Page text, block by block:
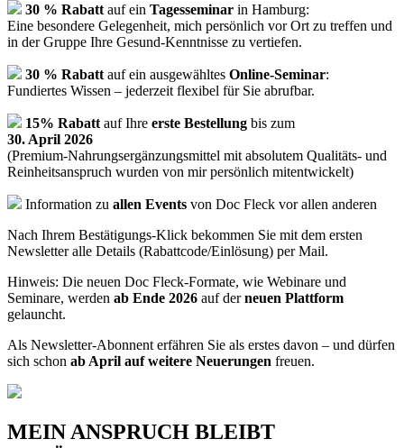
30 % Rabatt auf ein Tagesseminar in Hamburg:
Eine besondere Gelegenheit, mich persönlich vor Ort zu treffen und
in der Gruppe Ihre Gesund-Kenntnisse zu vertiefen.
30 % Rabatt auf ein ausgewähltes Online-Seminar:
Fundiertes Wissen – jederzeit flexibel für Sie abrufbar.
15% Rabatt auf Ihre erste Bestellung bis zum
30. April 2026
(Premium-Nahrungsergänzungsmittel mit absolutem Qualitäts- und
Reinheitsanspruch wurden von mir persönlich mitentwickelt)
Information zu allen Events von Doc Fleck vor allen anderen
Nach Ihrem Bestätigungs-Klick bekommen Sie mit dem ersten
Newsletter alle Details (Rabattcode/Einlösung) per Mail.
Hinweis: Die neuen Doc Fleck-Formate, wie Webinare und
Seminare, werden ab Ende 2026 auf derneuen Plattform
gelauncht.
Als Newsletter-Abonnent erfähren Sie als erstes davon – und dürfen
sich schon ab April auf weitere Neuerungen freuen.
MEIN ANSPRUCH BLEIBT